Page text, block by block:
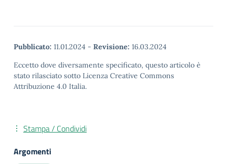
Pubblicato: 11.01.2024 - Revisione: 16.03.2024
Eccetto dove diversamente specificato, questo articolo è
stato rilasciato sotto Licenza Creative Commons
Attribuzione 4.0 Italia.
Stampa / Condividi
Argomenti